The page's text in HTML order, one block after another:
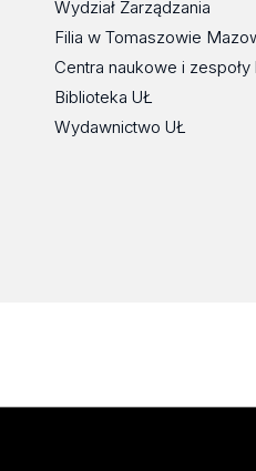
Wydział Zarządzania
Filia w Tomaszowie
Centra naukowe i
Biblioteka UŁ
Wydawnictwo UŁ